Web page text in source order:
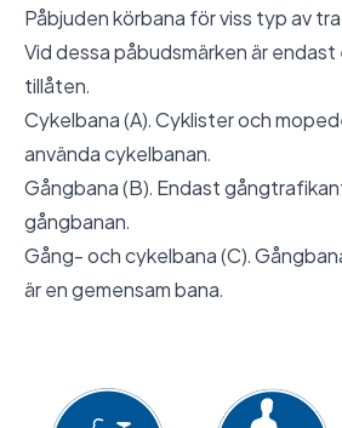
Påbjuden körbana för viss typ av
Vid dessa påbudsmärken är
tillåten.
Cykelbana (A). Cyklister och
använda cykelbanan.
Gångbana (B). Endast
gångbanan.
Gång- och cykelbana (C).
är en gemensam bana.